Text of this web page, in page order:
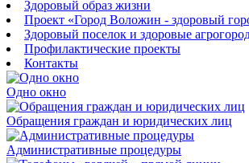
Здоровый образ жизни
Проект «Город Воложин - здоровый
Здоровый поселок и здоровые
Профилактические проекты
Контакты
Одно окно
Обращения граждан и юридических лиц
Административные процедуры